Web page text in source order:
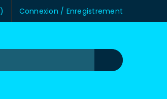
Connexion / Enregistrement
)